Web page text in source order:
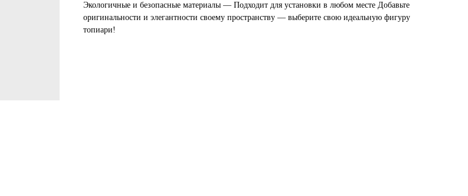
Экологичные и безопасные материалы — Подходит для установки в любом месте Добавьте
оригинальности и элегантности своему пространству — выберите свою идеальную фигуру
топиари!